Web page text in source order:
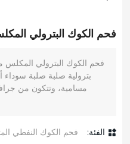
فحم الكوك البترولي
فحم الكوك البترولي
بترولية صلبة صلبة سوداء
مسامية، وتتكون من
الفئة: فحم الكوك النفطي